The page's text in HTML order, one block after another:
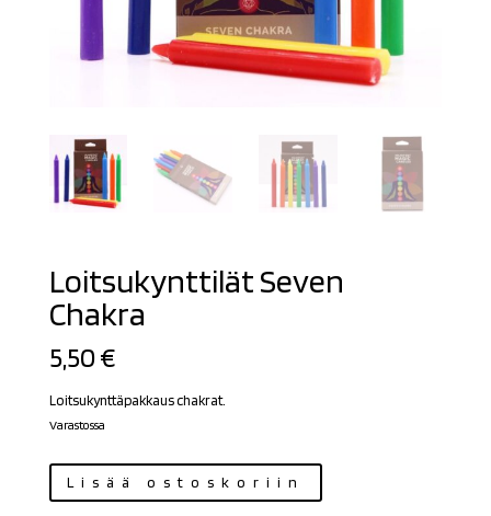
Loitsukynttilät Seven
Chakra
5,50€
Loitsukynttäpakkaus chakrat.
Varastossa
Loitsukynttilät
Seven
Lisää ostoskoriin